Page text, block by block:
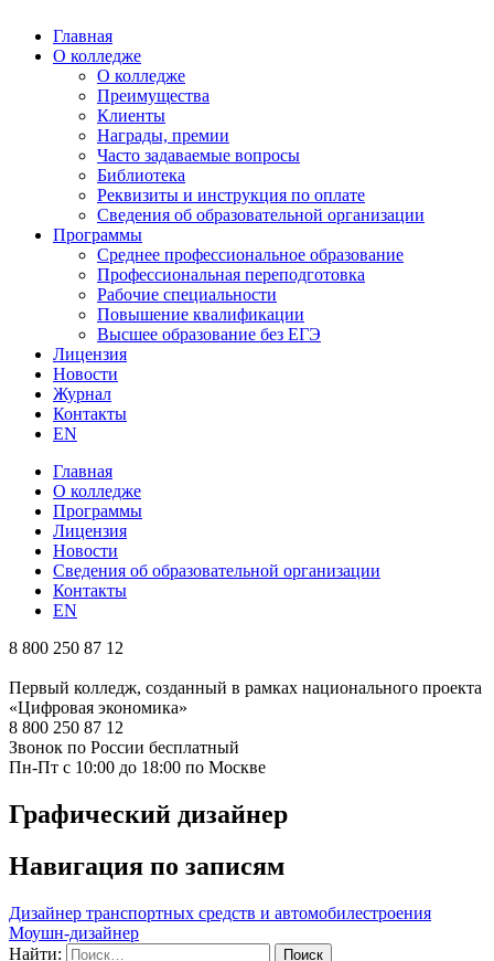
Главная
О колледже
О колледже
Преимущества
Клиенты
Награды, премии
Часто задаваемые вопросы
Библиотека
Реквизиты и инструкция по оплате
Сведения об образовательной организации
Программы
Среднее профессиональное образование
Профессиональная переподготовка
Рабочие специальности
Повышение квалификации
Высшее образование без ЕГЭ
Лицензия
Новости
Журнал
Контакты
EN
Главная
О колледже
Программы
Лицензия
Новости
Сведения об образовательной организации
Контакты
EN
8 800 250 87 12
Первый колледж, созданный в рамках национального проекта
«Цифровая экономика»
8 800 250 87 12
Звонок по России бесплатный
Пн-Пт с 10:00 до 18:00 по Москве
Графический дизайнер
Навигация по записям
Дизайнер транспортных средств и автомобилестроения
Моушн-дизайнер
Найти: